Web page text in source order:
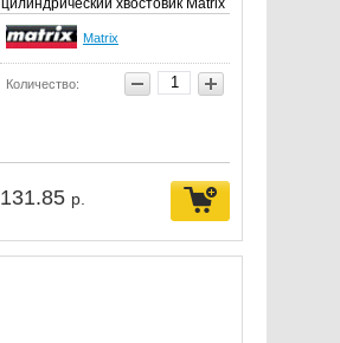
цилиндрический хвостовик Matrix
Matrix
Количество:
131.85 р.